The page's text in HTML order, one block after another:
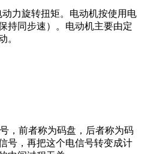
力旋转扭矩。电动机按使用电
持同步速）。电动机主要由定
。
，前者称为码盘，后者称为码
号，再把这个电信号转变成计